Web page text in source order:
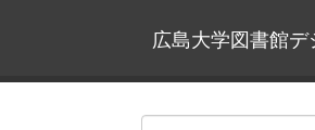
広島大学図書館